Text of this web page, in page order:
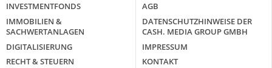
INVESTMENTFONDS
IMMOBILIEN &
SACHWERTANLAGEN
DIGITALISIERUNG
RECHT & STEUERN
AGB
DATENSCHUTZHINWEISE DER
CASH. MEDIA GROUP GMBH
IMPRESSUM
KONTAKT